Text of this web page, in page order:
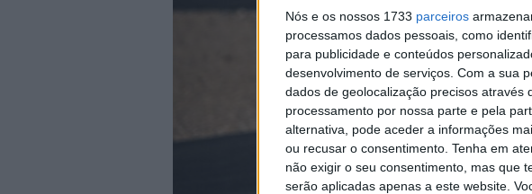
Nós e os nossos 1733 parceiros
processamos dados pessoais, como
para publicidade e conteúdos
desenvolvimento de serviços. Com a sua
dados de geolocalização precisos
processamento por nossa parte e pela
alternativa, pode aceder a informações
ou recusar o consentimento. Tenha em
não exigir o seu consentimento, mas que
serão aplicadas apenas a este website.